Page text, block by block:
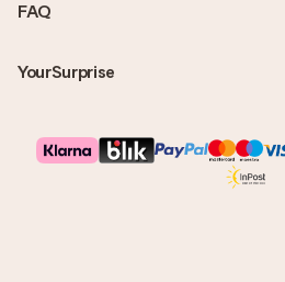
FAQ
YourSurprise